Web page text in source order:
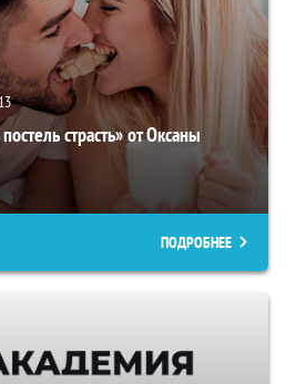
страсть» от Оксаны
ПОДРОБНЕЕ